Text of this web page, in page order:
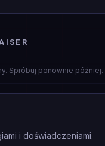
Spróbuj ponownie później.
i doświadczeniami.